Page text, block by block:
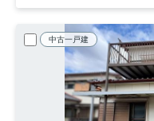
中古一戸建